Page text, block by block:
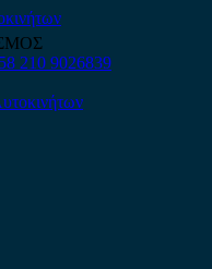
210 9026839